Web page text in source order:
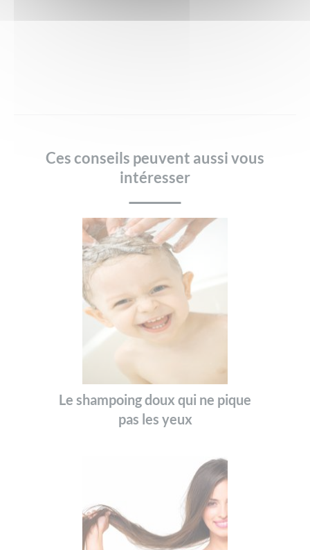
Ces conseils peuvent aussi vous
intéresser
Le shampoing doux qui ne pique
pas les yeux